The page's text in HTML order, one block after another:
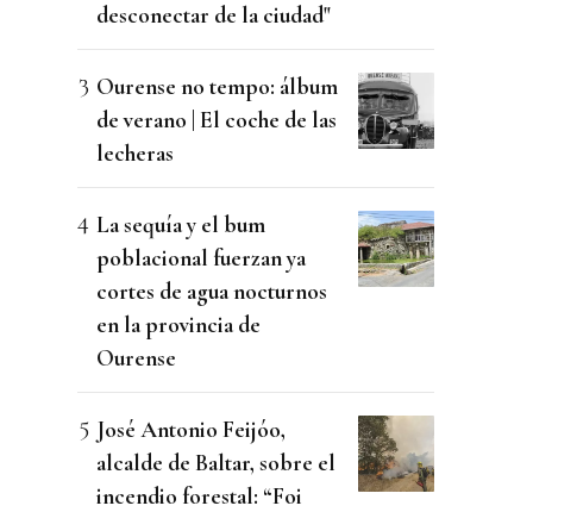
desconectar de la ciudad"
Ourense no tempo: álbum
de verano | El coche de las
lecheras
La sequía y el bum
poblacional fuerzan ya
cortes de agua nocturnos
en la provincia de
Ourense
José Antonio Feijóo,
alcalde de Baltar, sobre el
incendio forestal: “Foi